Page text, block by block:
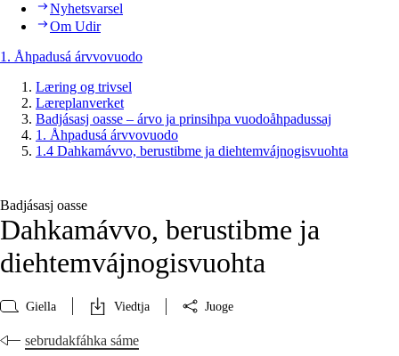
Nyhetsvarsel
Om Udir
1. Åhpadusá árvvovuodo
Læring og trivsel
Læreplanverket
Badjásasj oasse – árvo ja prinsihpa vuodoåhpadussaj
1. Åhpadusá árvvovuodo
1.4 Dahkamávvo, berustibme ja diehtemvájnogisvuohta
Badjásasj oasse
Dahkamávvo, berustibme ja
diehtemvájnogisvuohta
Giella Viedtja Juoge
sebrudakfáhka sáme